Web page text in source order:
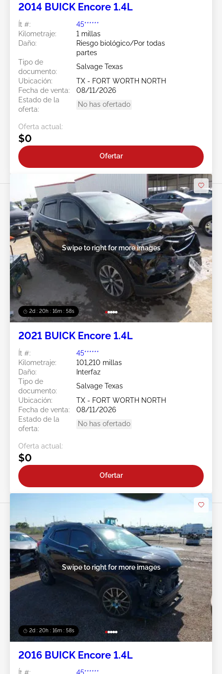
2014 BUICK Encore 1.4L
Ít #:
45******
Kilometraje:
1 millas
Daño:
Riesgo biológico/Por todas
partes
Tipo de
documento:
Salvage Texas
Ubicación:
TX - FORT WORTH NORTH
Fecha de venta:
08/11/2026
Estado de la
oferta:
No has ofertado
Oferta actual:
$0
Ofertar
2d : 20h : 16m : 55s
Swipe to right for more images
2021 BUICK Encore 1.4L
Ít #:
45******
Kilometraje:
101,210 millas
Daño:
Interfaz
Tipo de
documento:
Salvage Texas
Ubicación:
TX - FORT WORTH NORTH
Fecha de venta:
08/11/2026
Estado de la
oferta:
No has ofertado
Oferta actual:
$0
Ofertar
2d : 20h : 16m : 55s
Swipe to right for more images
2016 BUICK Encore 1.4L